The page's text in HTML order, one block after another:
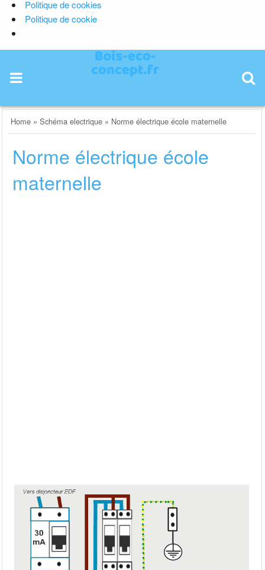
Politique de cookies
Politique de cookie
content
Home »Schéma electrique » Norme électrique école maternelle
Norme électrique école
maternelle